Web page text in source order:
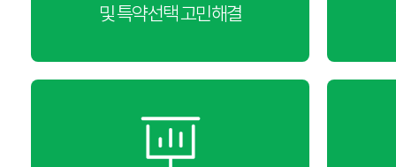
및 특약선택 고민해결